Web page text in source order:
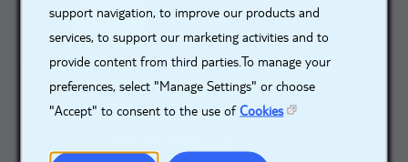
support navigation, to improve our products and
services, to support our marketing activities and to
provide content from third parties.To manage your
preferences, select "Manage Settings" or choose
"Accept" to consent to the use ofCookies
Questions about the job?
I'm happy to answer them.